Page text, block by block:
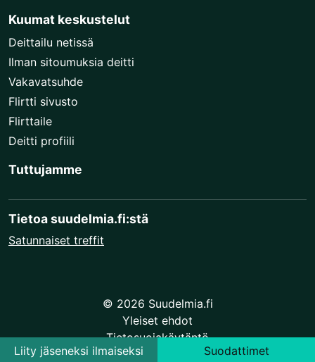
Kuumat keskustelut
Deittailu netissä
Ilman sitoumuksia deitti
Vakavatsuhde
Flirtti sivusto
Flirttaile
Deitti profiili
Tuttujamme
Tietoa suudelmia.fi:stä
Satunnaiset treffit
© 2026 Suudelmia.fi
Yleiset ehdot
Tietosuojakäytäntö
Liity jäseneksi ilmaiseksi
Suodattimet